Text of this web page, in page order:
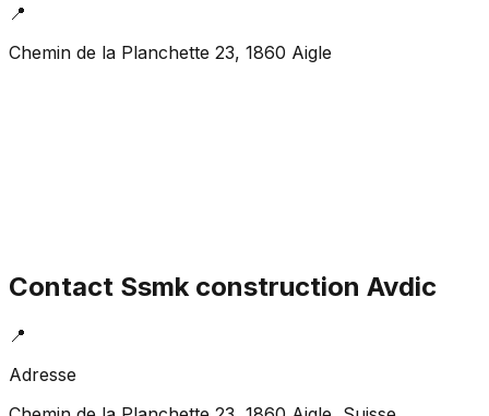
📍
Chemin de la Planchette 23, 1860 Aigle
Contact Ssmk construction Avdic
📍
Adresse